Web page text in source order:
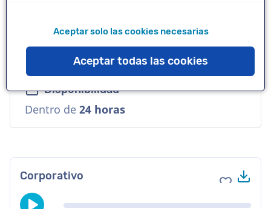
Voz
Accesible, Versátil, Cálida
Disponibilidad
Dentro de 24 horas
Corporativo Agregar
Aceptar solo las cookies necesarias
Aceptar todas las cookies